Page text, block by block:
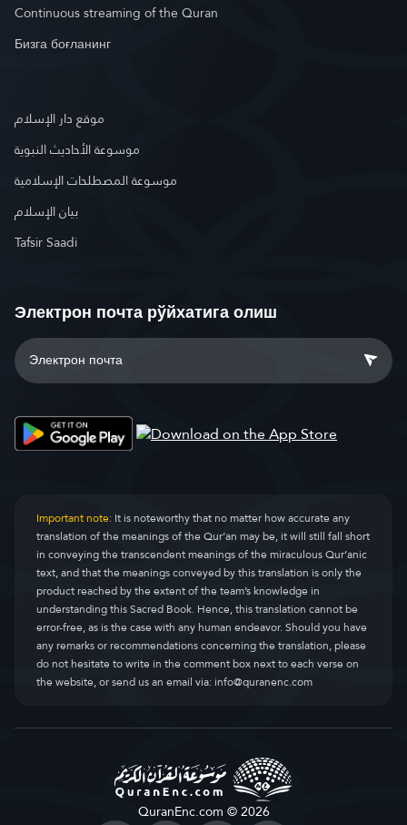
Continuous streaming of the Quran
Бизга боғланинг
موقع دار الإسلام
موسوعة الأحاديث النبوية
موسوعة المصطلحات الإسلامية
بيان الإسلام
Tafsir Saadi
Электрон почта рўйхатига олиш
Important note:It is noteworthy that no matter how accurate any
translation of the meanings of the Qur’an may be, it will still fall short
in conveying the transcendent meanings of the miraculous Qur’anic
text, and that the meanings conveyed by this translation is only the
product reached by the extent of the team’s knowledge in
understanding this Sacred Book. Hence, this translation cannot be
error-free, as is the case with any human endeavor. Should you have
any remarks or recommendations concerning the translation, please
do not hesitate to write in the comment box next to each verse on
the website, or send us an email via:info@quranenc.com
QuranEnc.com © 2026